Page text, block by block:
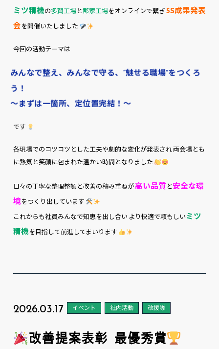
ミツ精機の多賀工場と郡家工場をオンラインで繋ぎ5S成果発表
会を開催いたしました
今回の活動テーマは
みんなで整え、みんなで守る、“魅せる職場”をつくろ
う！
〜まずは一箇所、定位置完結！〜
です
各現場でのコツコツとした工夫や劇的な変化が発表され 両会場とも
に熱気と笑顔に包まれた温かい時間となりました
日々の丁寧な整理整頓と改善の積み重ねが高い品質 と安全な環
境をつくり出しています
これからも社員みんなで知恵を出し合い より快適で頼もしいミツ
精機を目指して前進してまいります
2026.03.17 イベント 社内活動 改援隊
改善提案表彰 最優秀賞